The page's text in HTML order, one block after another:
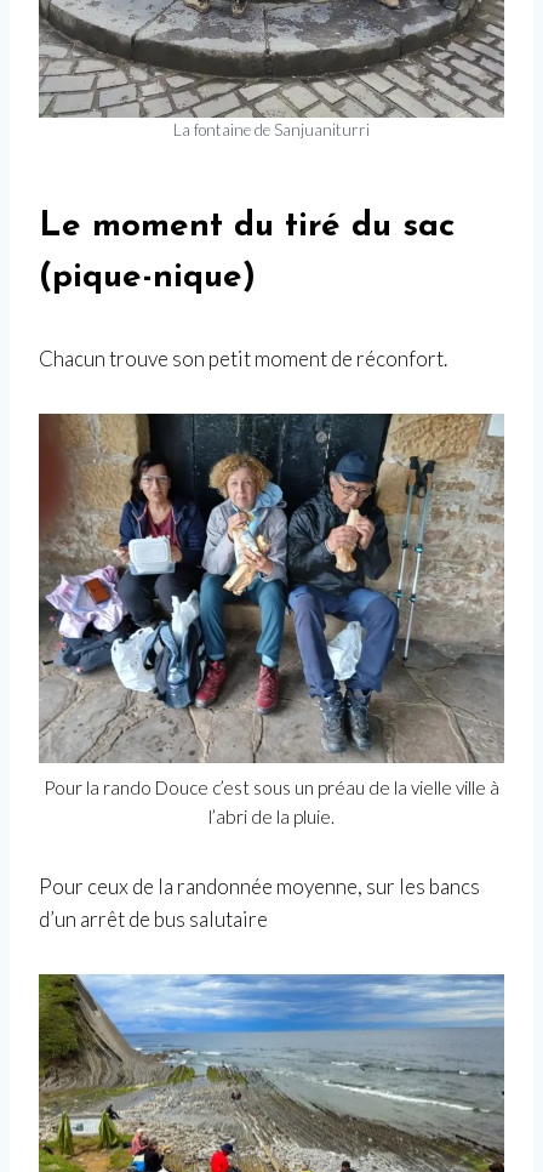
La fontaine de Sanjuaniturri
Le moment du tiré du sac
(pique-nique)
Chacun trouve son petit moment de réconfort.
Pour la rando Douce c’est sous un préau de la vielle ville à
l’abri de la pluie.
Pour ceux de la randonnée moyenne, sur les bancs
d’un arrêt de bus salutaire